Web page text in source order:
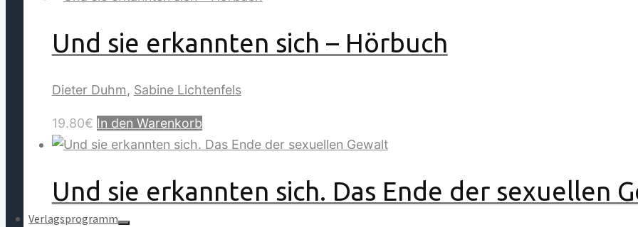
Verlagsprogramm
Und sie erkannten sich – Hörbuch
Dieter Duhm, Sabine Lichtenfels
19.80€ In den Warenkorb
Und sie erkannten sich. Das Ende der sexuellen